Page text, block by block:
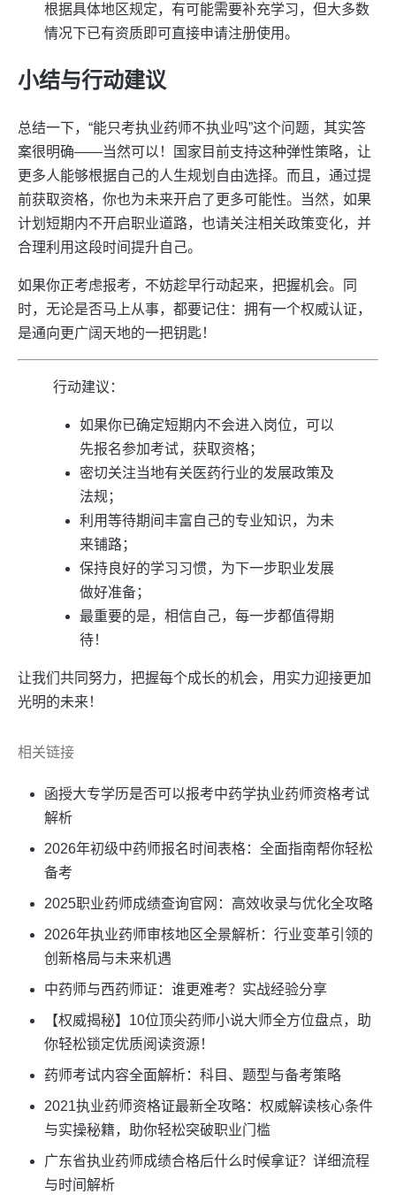
根据具体地区规定，有可能需要补充学习，但大多数
情况下已有资质即可直接申请注册使用。
小结与行动建议
总结一下，“能只考执业药师不执业吗”这个问题，其实答
案很明确——当然可以！国家目前支持这种弹性策略，让
更多人能够根据自己的人生规划自由选择。而且，通过提
前获取资格，你也为未来开启了更多可能性。当然，如果
计划短期内不开启职业道路，也请关注相关政策变化，并
合理利用这段时间提升自己。
如果你正考虑报考，不妨趁早行动起来，把握机会。同
时，无论是否马上从事，都要记住：拥有一个权威认证，
是通向更广阔天地的一把钥匙！
行动建议：
如果你已确定短期内不会进入岗位，可以
先报名参加考试，获取资格；
密切关注当地有关医药行业的发展政策及
法规；
利用等待期间丰富自己的专业知识，为未
来铺路；
保持良好的学习习惯，为下一步职业发展
做好准备；
最重要的是，相信自己，每一步都值得期
待！
让我们共同努力，把握每个成长的机会，用实力迎接更加
光明的未来！
相关链接
函授大专学历是否可以报考中药学执业药师资格考试
解析
2026年初级中药师报名时间表格：全面指南帮你轻松
备考
2025职业药师成绩查询官网：高效收录与优化全攻略
2026年执业药师审核地区全景解析：行业变革引领的
创新格局与未来机遇
中药师与西药师证：谁更难考？实战经验分享
【权威揭秘】10位顶尖药师小说大师全方位盘点，助
你轻松锁定优质阅读资源！
药师考试内容全面解析：科目、题型与备考策略
2021执业药师资格证最新全攻略：权威解读核心条件
与实操秘籍，助你轻松突破职业门槛
广东省执业药师成绩合格后什么时候拿证？详细流程
与时间解析